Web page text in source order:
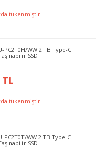
tükenmiştir.
PC2T0H/WW 2 TB Type-C
SSD
TL
tükenmiştir.
PC2T0T/WW 2 TB Type-C
SSD